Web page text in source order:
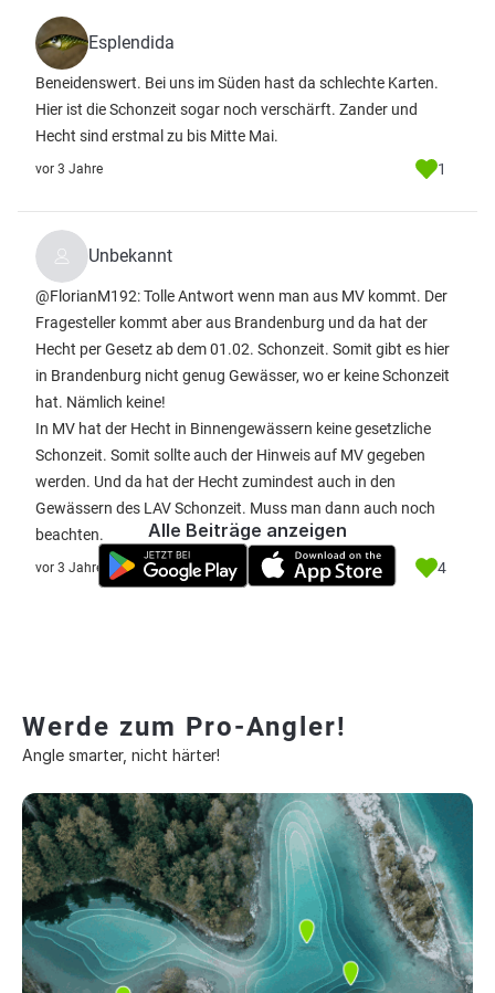
Esplendida
Beneidenswert. Bei uns im Süden hast da schlechte Karten.
Hier ist die Schonzeit sogar noch verschärft. Zander und
Hecht sind erstmal zu bis Mitte Mai.
vor 3 Jahre 1
Unbekannt
@FlorianM192: Tolle Antwort wenn man aus MV kommt. Der
Fragesteller kommt aber aus Brandenburg und da hat der
Hecht per Gesetz ab dem 01.02. Schonzeit. Somit gibt es hier
in Brandenburg nicht genug Gewässer, wo er keine Schonzeit
hat. Nämlich keine!
In MV hat der Hecht in Binnengewässern keine gesetzliche
Schonzeit. Somit sollte auch der Hinweis auf MV gegeben
werden. Und da hat der Hecht zumindest auch in den
Gewässern des LAV Schonzeit. Muss man dann auch noch
beachten.
vor 3 Jahre 4
Alle Beiträge anzeigen
Werde zum Pro-Angler!
Angle smarter, nicht härter!